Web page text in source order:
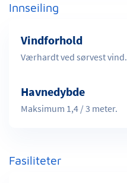
Innseiling
Vindforhold
Værhardt ved sørvest vind.
Havnedybde
Maksimum 1,4 / 3 meter.
Fasiliteter